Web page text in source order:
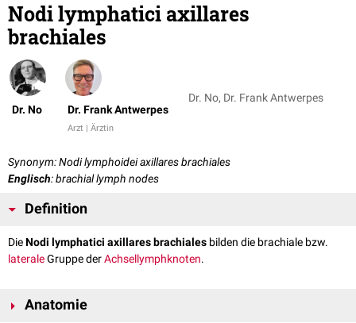
Nodi lymphatici axillares
brachiales
Dr. No Dr. Frank Antwerpes
Arzt | Ärztin
Dr. No, Dr. Frank Antwerpes
Synonym: Nodi lymphoidei axillares brachiales
Englisch: brachial lymph nodes
Definition
DieNodi lymphatici axillares brachiales bilden die brachiale bzw.
lateraleGruppe derAchsellymphknoten.
Anatomie